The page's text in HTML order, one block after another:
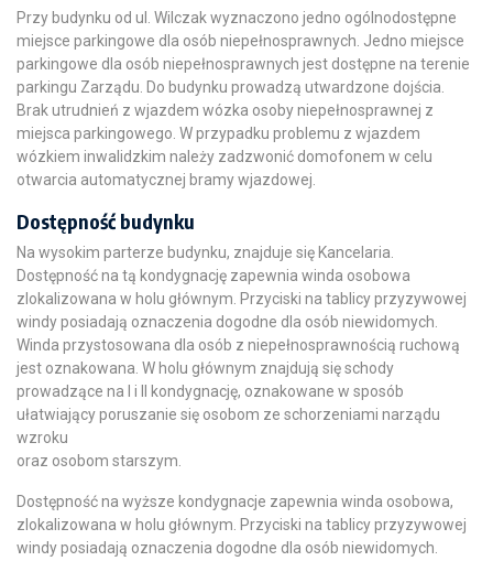
Przy budynku od ul. Wilczak wyznaczono jedno ogólnodostępne
miejsce parkingowe dla osób niepełnosprawnych. Jedno miejsce
parkingowe dla osób niepełnosprawnych jest dostępne na terenie
parkingu Zarządu. Do budynku prowadzą utwardzone dojścia.
Brak utrudnień z wjazdem wózka osoby niepełnosprawnej z
miejsca parkingowego. W przypadku problemu z wjazdem
wózkiem inwalidzkim należy zadzwonić domofonem w celu
otwarcia automatycznej bramy wjazdowej.
Dostępność budynku
Na wysokim parterze budynku, znajduje się Kancelaria.
Dostępność na tą kondygnację zapewnia winda osobowa
zlokalizowana w holu głównym. Przyciski na tablicy przyzywowej
windy posiadają oznaczenia dogodne dla osób niewidomych.
Winda przystosowana dla osób z niepełnosprawnością ruchową
jest oznakowana. W holu głównym znajdują się schody
prowadzące na I i II kondygnację, oznakowane w sposób
ułatwiający poruszanie się osobom ze schorzeniami narządu
wzroku
oraz osobom starszym.
Dostępność na wyższe kondygnacje zapewnia winda osobowa,
zlokalizowana w holu głównym. Przyciski na tablicy przyzywowej
windy posiadają oznaczenia dogodne dla osób niewidomych.